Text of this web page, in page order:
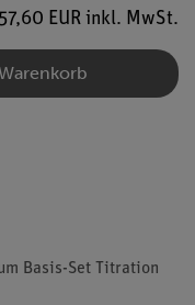
EUR inkl. MwSt.
Basis-Set Titration